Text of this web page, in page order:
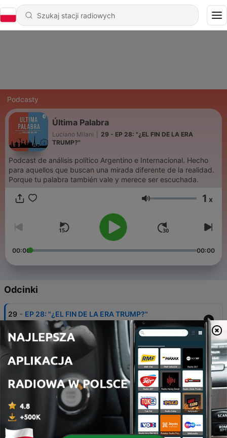
Podcasty
Última Palabra
Luciano Milani
29 - EP 28: "¿EL FIN DE LA ERA
TRUMP?"
Podcast de análisis político Argentino e Internacional. Hecho
para aquellos que buscan una mirada diferente de la realidad.
Porque tu palabra también vale y merece ser escuchada.
Głośność 1 x
00:00 00:00
Odcinki
29 - EP 28: "¿EL FIN DE LA ERA TRUMP?"
28 EP 27: “VOLVIERON”
15 gru 2019
27 - EP 26: "HUELGA HISTÓRICA"
26 - EP 25: “Bolivia: ¿Golpe de Estado?”
17 lis 2019